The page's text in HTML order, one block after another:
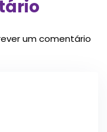
um comentário